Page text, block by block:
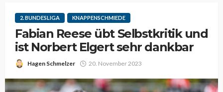
2. BUNDESLIGA KNAPPENSCHMIEDE
Fabian Reese übt Selbstkritik und
ist Norbert Elgert sehr dankbar
Hagen Schmelzer 20. November 2023